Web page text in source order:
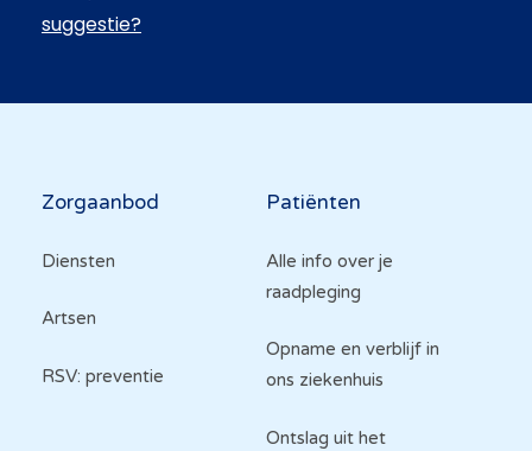
suggestie?
Hoofdnavigatie
Zorgaanbod
Diensten
Artsen
RSV: preventie
Patiënten
Alle info over je
raadpleging
Opname en verblijf in
ons ziekenhuis
Ontslag uit het